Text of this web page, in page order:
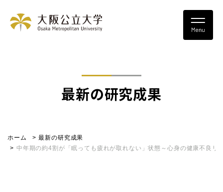
最新の研究成果
ホーム
最新の研究成果
中年期の約4割が「眠っても疲れが取れない」状態～心身の健康不良リ